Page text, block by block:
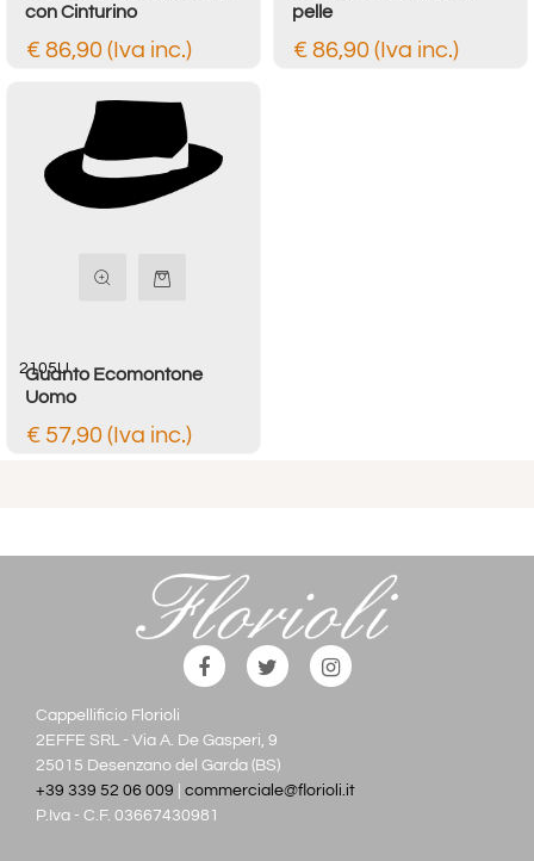
con Cinturino
€ 86,90 (Iva inc.)
pelle
€ 86,90 (Iva inc.)
2105U
Guanto Ecomontone
Uomo
€ 57,90 (Iva inc.)
Cappellificio Florioli
2EFFE SRL - Via A. De Gasperi, 9
25015 Desenzano del Garda (BS)
+39 339 52 06 009
commerciale@florioli.it
P.Iva - C.F. 03667430981